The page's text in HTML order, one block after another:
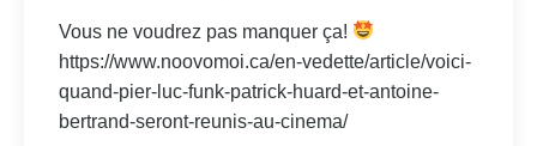
Vous ne voudrez pas manquer ça!
https://www.noovomoi.ca/en-vedette/article/voici-
quand-pier-luc-funk-patrick-huard-et-antoine-
bertrand-seront-reunis-au-cinema/